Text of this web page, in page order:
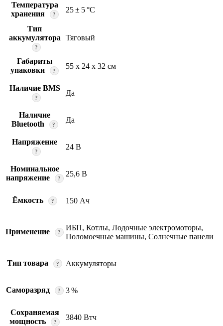
Температура
хранения
?
25 ± 5 °C
Тип
аккумулятора
?
Тяговый
Габариты
упаковки
?
55 x 24 x 32 см
Наличие BMS
?
Да
Наличие
Bluetooth
?
Да
Напряжение
?
24 В
Номинальное
напряжение
?
25,6 В
Ёмкость ? 150 Ач
Применение ?
ИБП, Котлы, Лодочные электромоторы,
Поломоечные машины, Солнечные панели
Тип товара ? Аккумуляторы
Саморазряд ? 3 %
Сохраняемая
мощность
?
3840 Втч